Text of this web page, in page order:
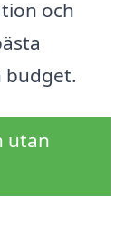
och
budget.
utan